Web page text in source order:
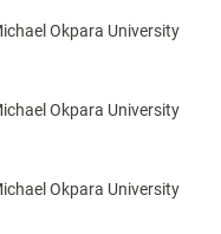
Okpara University
Okpara University
Okpara University